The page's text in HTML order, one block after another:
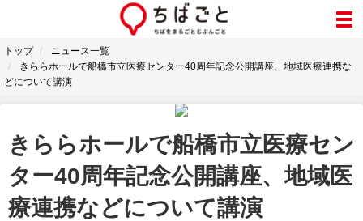
トップ
ニュース一覧
きららホールで船橋市立医療センター40周年記念公開講座、地域医療連携な
どについて講演
きららホールで船橋市立医療セン
ター40周年記念公開講座、地域医
療連携などについて講演